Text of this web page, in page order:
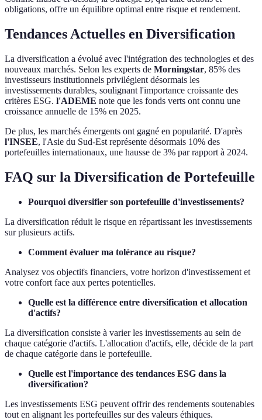
obligations, offre un équilibre optimal entre risque et rendement.
Tendances Actuelles en Diversification
La diversification a évolué avec l'intégration des technologies et des
nouveaux marchés. Selon les experts de Morningstar, 85% des
investisseurs institutionnels privilégient désormais les
investissements durables, soulignant l'importance croissante des
critères ESG. l'ADEME note que les fonds verts ont connu une
croissance annuelle de 15% en 2025.
De plus, les marchés émergents ont gagné en popularité. D'après
l'INSEE, l'Asie du Sud-Est représente désormais 10% des
portefeuilles internationaux, une hausse de 3% par rapport à 2024.
FAQ sur la Diversification de Portefeuille
Pourquoi diversifier son portefeuille d'investissements?
La diversification réduit le risque en répartissant les investissements
sur plusieurs actifs.
Comment évaluer ma tolérance au risque?
Analysez vos objectifs financiers, votre horizon d'investissement et
votre confort face aux pertes potentielles.
Quelle est la différence entre diversification et allocation
d'actifs?
La diversification consiste à varier les investissements au sein de
chaque catégorie d'actifs. L'allocation d'actifs, elle, décide de la part
de chaque catégorie dans le portefeuille.
Quelle est l'importance des tendances ESG dans la
diversification?
Les investissements ESG peuvent offrir des rendements soutenables
tout en alignant les portefeuilles sur des valeurs éthiques.